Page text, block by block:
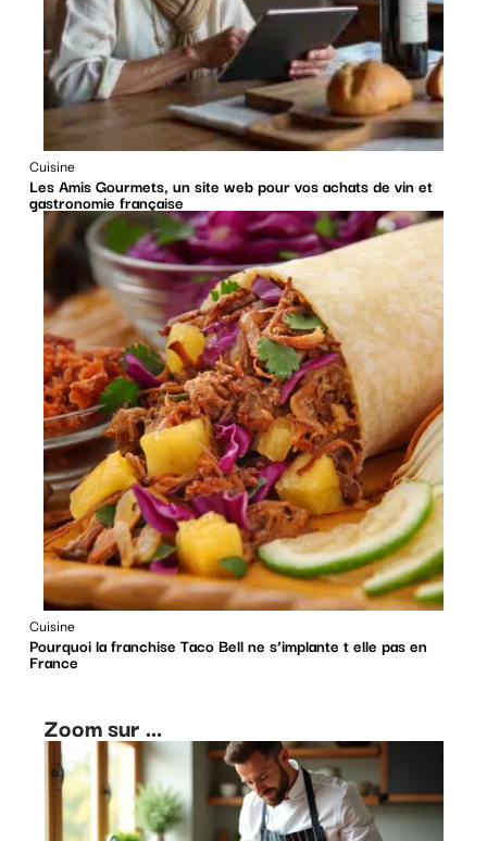
Cuisine
Les Amis Gourmets, un site web pour vos achats de vin et
gastronomie française
Cuisine
Pourquoi la franchise Taco Bell ne s’implante t elle pas en
France
Zoom sur ...